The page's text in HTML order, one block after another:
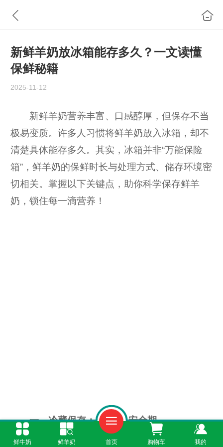
新鲜羊奶放冰箱能存多久？一文读懂
保鲜秘籍
2025-11-12
新鲜羊奶营养丰富、口感醇厚，但保存不当
极易变质。许多人习惯将鲜羊奶放入冰箱，却不
清楚具体能存多久。其实，冰箱并非“万能保险
箱”，鲜羊奶的保鲜时长与处理方式、储存环境密
切相关。掌握以下关键点，助你科学保存鲜羊
奶，锁住每一滴营养！
一、冷藏保存：2-3天是安全期
鲜牛奶 鲜羊奶 首页 购物车 我的